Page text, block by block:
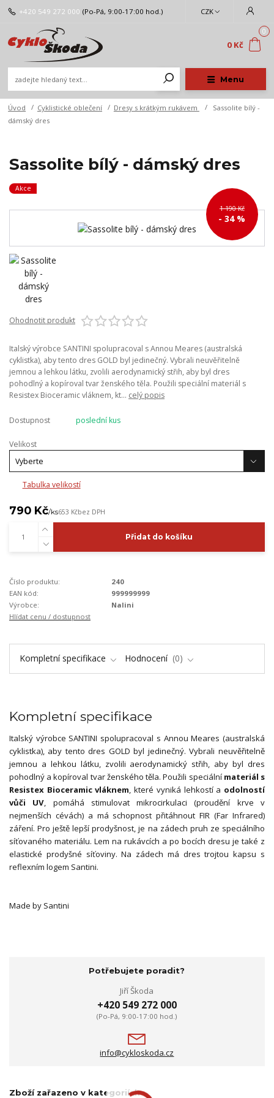
Menu
CZK
+420 549 272 000 (Po-Pá, 9:00-17:00 hod.)
0
0 Kč
Úvod Cyklistické oblečení Dresy s krátkým rukávem
Sassolite bílý -
dámský dres
Sassolite bílý - dámský dres
Akce
1 190 Kč
- 34 %
Ohodnotit produkt
Italský výrobce SANTINI spolupracoval s Annou Meares (australská
cyklistka), aby tento dres GOLD byl jedinečný. Vybrali neuvěřitelně
jemnou a lehkou látku, zvolili aerodynamický střih, aby byl dres
pohodlný a kopíroval tvar ženského těla. Použili speciální materiál s
Resistex Bioceramic vláknem, kt... celý popis
Dostupnost poslední kus
Velikost
Tabulka velikostí
790 Kč/ks653 Kčbez DPH
Přidat do košíku
Číslo produktu:
240
EAN kód:
999999999
Výrobce:
Nalini
Hlídat cenu / dostupnost
Kompletní specifikace Hodnocení 0
Kompletní specifikace
Italský výrobce SANTINI spolupracoval s Annou Meares (australská
cyklistka), aby tento dres GOLD byl jedinečný. Vybrali neuvěřitelně
jemnou a lehkou látku, zvolili aerodynamický střih, aby byl dres
pohodlný a kopíroval tvar ženského těla. Použili speciální materiál s
Resistex Bioceramic vláknem, které vyniká lehkostí a odolností
vůči UV, pomáhá stimulovat mikrocirkulaci (proudění krve v
nejmenších cévách) a má schopnost přitáhnout FIR (Far Infrared)
záření. Pro ještě lepší prodyšnost, je na zádech pruh ze speciálního
síťovaného materiálu. Lem na rukávcích a po bocích dresu je také z
elastické prodyšné síťoviny. Na zádech má dres trojtou kapsu s
reflexním logem Santini.
Made by Santini
Potřebujete poradit?
Jiří Škoda
+420 549 272 000
(Po-Pá, 9:00-17:00 hod.)
info@cykloskoda.cz
Zboží zařazeno v kategoriích